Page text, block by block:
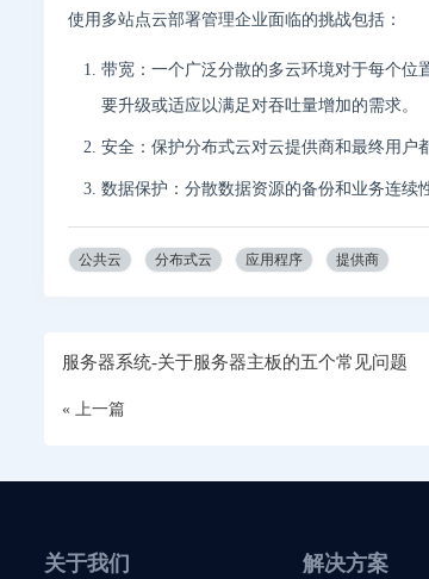
使用多站点云部署管理企业面临的挑战包括：
带宽：一个广泛分散的多云环境对于每个位
要升级或适应以满足对吞吐量增加的需求。
安全：保护分布式云对云提供商和最终用户
数据保护：分散数据资源的备份和业务连续
公共云 分布式云 应用程序 提供商
服务器系统-关于服务器主板的五个常见问题
« 上一篇
关于我们 解决方案